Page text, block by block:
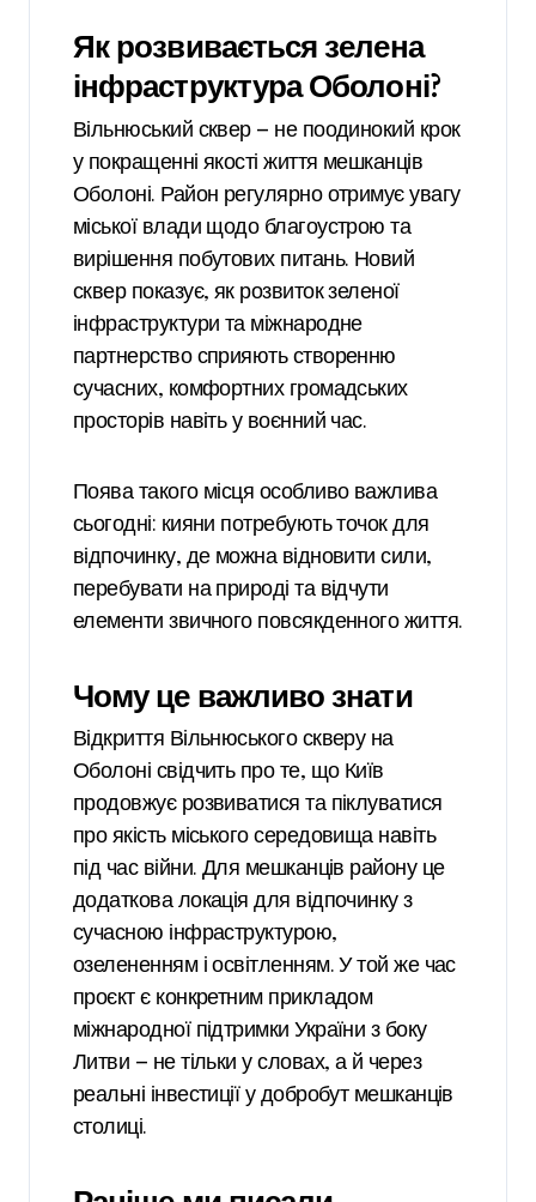
Як розвивається зелена
інфраструктура Оболоні?
Вільнюський сквер — не поодинокий крок
у покращенні якості життя мешканців
Оболоні. Район регулярно отримує увагу
міської влади щодо благоустрою та
вирішення побутових питань. Новий
сквер показує, як розвиток зеленої
інфраструктури та міжнародне
партнерство сприяють створенню
сучасних, комфортних громадських
просторів навіть у воєнний час.
Поява такого місця особливо важлива
сьогодні: кияни потребують точок для
відпочинку, де можна відновити сили,
перебувати на природі та відчути
елементи звичного повсякденного життя.
Чому це важливо знати
Відкриття Вільнюського скверу на
Оболоні свідчить про те, що Київ
продовжує розвиватися та піклуватися
про якість міського середовища навіть
під час війни. Для мешканців району це
додаткова локація для відпочинку з
сучасною інфраструктурою,
озелененням і освітленням. У той же час
проєкт є конкретним прикладом
міжнародної підтримки України з боку
Литви — не тільки у словах, а й через
реальні інвестиції у добробут мешканців
столиці.